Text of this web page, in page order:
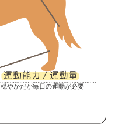
穏やかだが毎日の運動が必要